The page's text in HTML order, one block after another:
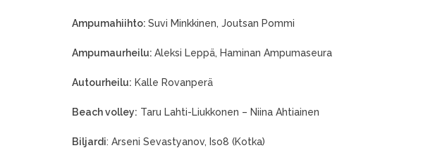
Ampumahiihto: Suvi Minkkinen, Joutsan Pommi
Ampumaurheilu: Aleksi Leppä, Haminan Ampumaseura
Autourheilu: Kalle
Beach volley: Taru Lahti-Liukkonen – Niina Ahtiainen
Biljardi: Arseni Sevastyanov, Iso8 (Kotka)